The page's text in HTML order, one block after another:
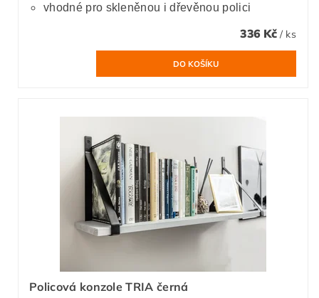
vhodné pro skleněnou i dřevěnou polici
336 Kč / ks
Policová konzole TRIA černá